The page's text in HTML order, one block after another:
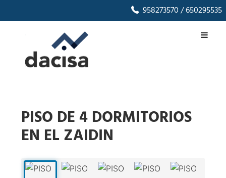
958273570/ 650295535
PISO DE 4 DORMITORIOS
EN EL ZAIDIN